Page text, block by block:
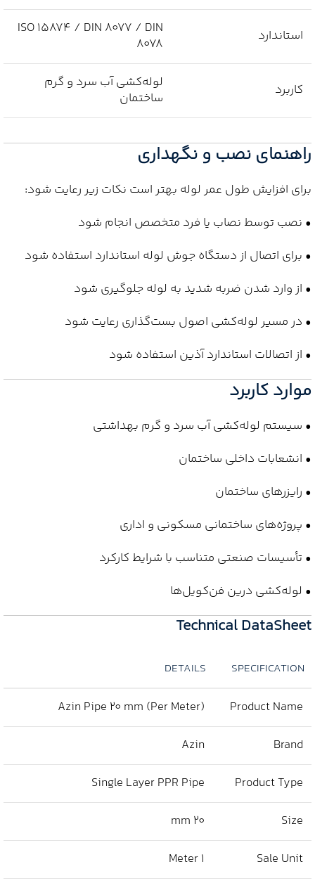
استاندارد
ISO 15874 / DIN 8077 / DIN
8078
کاربرد
لوله‌کشی آب سرد و گرم
ساختمان
راهنمای نصب و نگهداری
برای افزایش طول عمر لوله بهتر است نکات زیر رعایت شود:
• نصب توسط نصاب یا فرد متخصص انجام شود
• برای اتصال از دستگاه جوش لوله استاندارد استفاده شود
• از وارد شدن ضربه شدید به لوله جلوگیری شود
• در مسیر لوله‌کشی اصول بست‌گذاری رعایت شود
• از اتصالات استاندارد آذین استفاده شود
موارد کاربرد
• سیستم لوله‌کشی آب سرد و گرم بهداشتی
• انشعابات داخلی ساختمان
• رایزرهای ساختمان
• پروژه‌های ساختمانی مسکونی و اداری
• تأسیسات صنعتی متناسب با شرایط کارکرد
• لوله‌کشی درین فن‌کویل‌ها
Technical DataSheet
SPECIFICATION
DETAILS
Product Name
Azin Pipe 20 mm (Per Meter)
Brand
Azin
Product Type
Single Layer PPR Pipe
Size
20 mm
Sale Unit
1 Meter